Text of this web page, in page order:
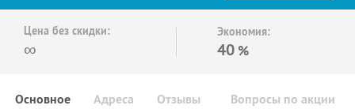
Цена без скидки:
∞
Экономия:
40 %
Основное Отзывы Вопросы по акции
Адреса